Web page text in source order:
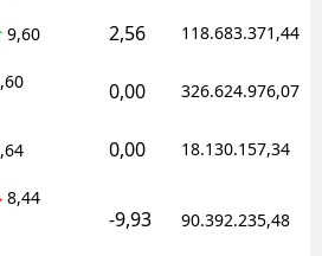
9,60 2,56 118.683.371,44
0,00 326.624.976,07
0,00 18.130.157,34
8,44
-9,93 90.392.235,48